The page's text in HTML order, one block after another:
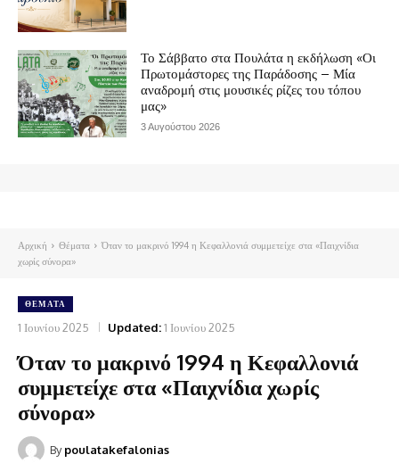
Το Σάββατο στα Πουλάτα η εκδήλωση «Οι
Πρωτομάστορες της Παράδοσης – Μία
αναδρομή στις μουσικές ρίζες του τόπου
μας»
3 Αυγούστου 2026